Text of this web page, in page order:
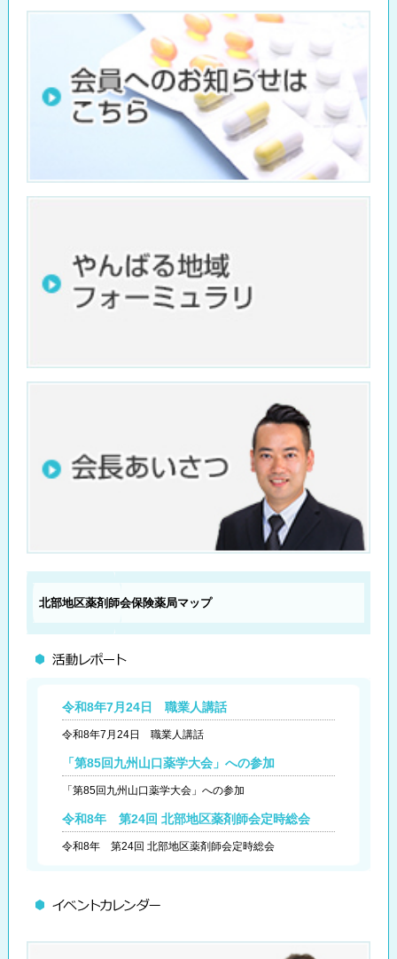
北部地区薬剤師会保険薬局マップ
令和8年7月24日 職業人講話
令和8年7月24日 職業人講話
「第85回九州山口薬学大会」への参加
「第85回九州山口薬学大会」への参加
令和8年 第24回 北部地区薬剤師会定時総会
令和8年 第24回 北部地区薬剤師会定時総会